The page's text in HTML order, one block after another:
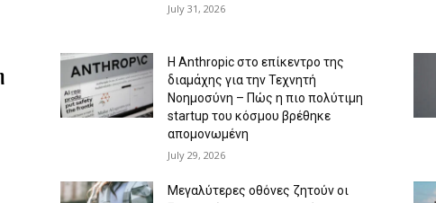
July 31, 2026
Η Anthropic στο επίκεντρο της
διαμάχης για την Τεχνητή
Νοημοσύνη – Πώς η πιο πολύτιμη
startup του κόσμου βρέθηκε
απομονωμένη
July 29, 2026
Μεγαλύτερες οθόνες ζητούν οι